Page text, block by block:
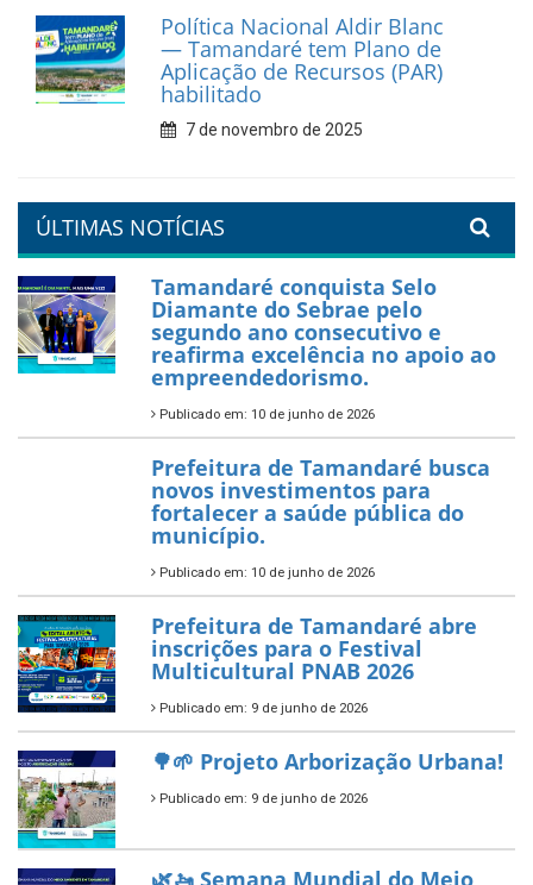
Prefeitura de Tamandaré
reforça diálogo e
compromisso com a
valorização da educação
7 de fevereiro de 2026
orla da cidade.
PartiuENEM — Prefeitura
garante transporte gratuito
para os estudantes
7 de novembro de 2025
Política Nacional Aldir Blanc
— Tamandaré tem Plano de
Aplicação de Recursos (PAR)
habilitado
7 de novembro de 2025
ÚLTIMAS NOTÍCIAS
Tamandaré conquista Selo
Diamante do Sebrae pelo
segundo ano consecutivo e
reafirma excelência no apoio ao
empreendedorismo.
Publicado em: 10 de junho de 2026